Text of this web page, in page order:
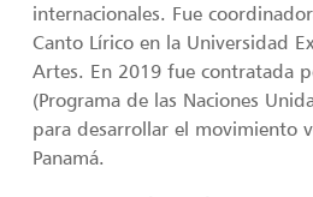
internacionales. Fue
Canto Lírico en la Universidad
Artes. En 2019 fue contratada
(Programa de las Naciones
para desarrollar el movimiento
Panamá.